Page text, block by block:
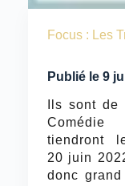
Focus : Les
Publié le 9
Ils sont
tiendront
20 juin
donc